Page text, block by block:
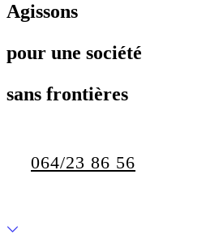
Agissons
pour une société
sans frontières
064/23 86 56